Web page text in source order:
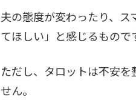
夫の態度が変わったり、
てほしい」と感じるもので
ただし、タロットは不安
せん。